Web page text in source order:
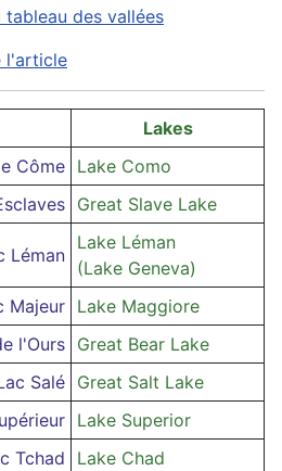
des vallées
l'article
Lakes
Côme Lake Como
Great Slave Lake
Léman
Lake Léman
(Lake Geneva)
Majeur Lake Maggiore
l'Ours Great Bear Lake
Salé Great Salt Lake
Lake Superior
Tchad
Lake Chad